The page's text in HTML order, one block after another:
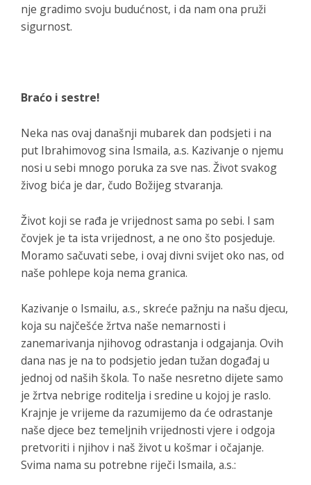
nje gradimo svoju budućnost, i da nam ona pruži
sigurnost.
Braćo i sestre!
Neka nas ovaj današnji mubarek dan podsjeti i na
put Ibrahimovog sina Ismaila, a.s. Kazivanje o njemu
nosi u sebi mnogo poruka za sve nas. Život svakog
živog bića je dar, čudo Božijeg stvaranja.
Život koji se rađa je vrijednost sama po sebi. I sam
čovjek je ta ista vrijednost, a ne ono što posjeduje.
Moramo sačuvati sebe, i ovaj divni svijet oko nas, od
naše pohlepe koja nema granica.
Kazivanje o Ismailu, a.s., skreće pažnju na našu djecu,
koja su najčešće žrtva naše nemarnosti i
zanemarivanja njihovog odrastanja i odgajanja. Ovih
dana nas je na to podsjetio jedan tužan događaj u
jednoj od naših škola. To naše nesretno dijete samo
je žrtva nebrige roditelja i sredine u kojoj je raslo.
Krajnje je vrijeme da razumijemo da će odrastanje
naše djece bez temeljnih vrijednosti vjere i odgoja
pretvoriti i njihov i naš život u košmar i očajanje.
Svima nama su potrebne riječi Ismaila, a.s.: